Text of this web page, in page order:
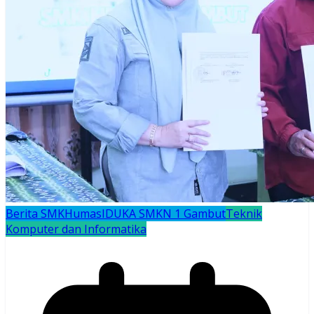
Berita SMKHumasIDUKA SMKN 1 GambutTeknik
Komputer dan Informatika